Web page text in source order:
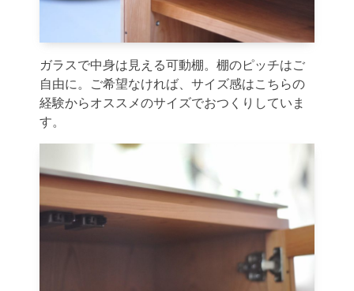
ガラスで中身は見える可動棚。棚のピッチはご
自由に。ご希望なければ、サイズ感はこちらの
経験からオススメのサイズでおつくりしていま
す。